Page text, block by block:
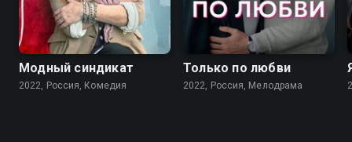
7.6
Модный синдикат
2022, Россия, Комедия
Только по любви
2022, Россия, Мелодрама